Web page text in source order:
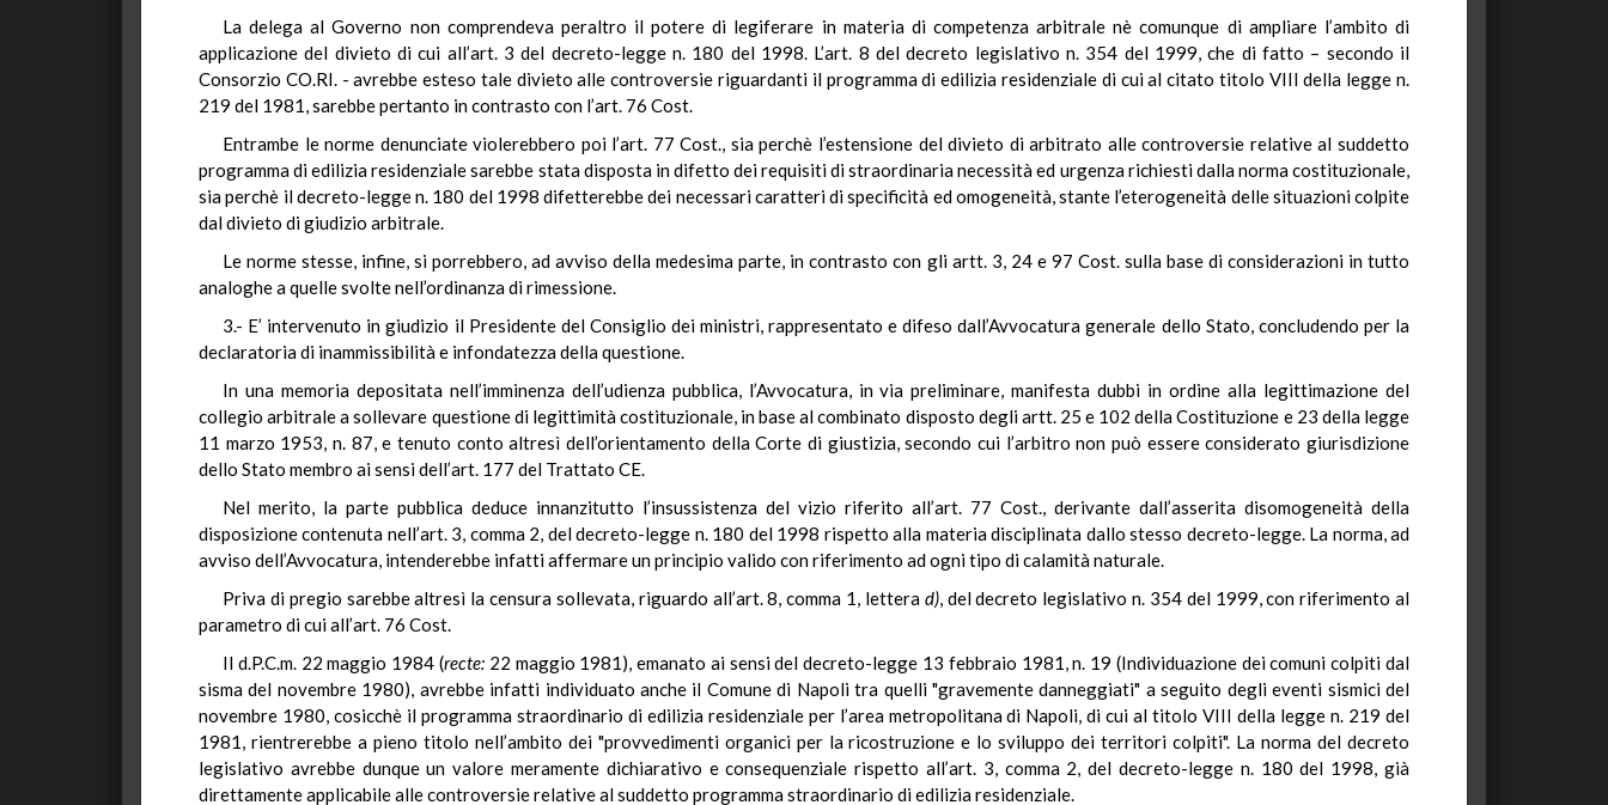
La delega al Governo non comprendeva peraltro il potere di legiferare in materia di competenza arbitrale nè comunque di ampliare l’ambito di
applicazione del divieto di cui all’art. 3 del decreto-legge n. 180 del 1998. L’art. 8 del decreto legislativo n. 354 del 1999, che di fatto – secondo il
Consorzio CO.RI. - avrebbe esteso tale divieto alle controversie riguardanti il programma di edilizia residenziale di cui al citato titolo VIII della legge n.
219 del 1981, sarebbe pertanto in contrasto con l’art. 76 Cost.
Entrambe le norme denunciate violerebbero poi l’art. 77 Cost., sia perchè l’estensione del divieto di arbitrato alle controversie relative al suddetto
programma di edilizia residenziale sarebbe stata disposta in difetto dei requisiti di straordinaria necessità ed urgenza richiesti dalla norma costituzionale,
sia perchè il decreto-legge n. 180 del 1998 difetterebbe dei necessari caratteri di specificità ed omogeneità, stante l’eterogeneità delle situazioni colpite
dal divieto di giudizio arbitrale.
Le norme stesse, infine, si porrebbero, ad avviso della medesima parte, in contrasto con gli artt. 3, 24 e 97 Cost. sulla base di considerazioni in tutto
analoghe a quelle svolte nell’ordinanza di rimessione.
3.- E’ intervenuto in giudizio il Presidente del Consiglio dei ministri, rappresentato e difeso dall’Avvocatura generale dello Stato, concludendo per la
declaratoria di inammissibilità e infondatezza della questione.
In una memoria depositata nell’imminenza dell’udienza pubblica, l’Avvocatura, in via preliminare, manifesta dubbi in ordine alla legittimazione del
collegio arbitrale a sollevare questione di legittimità costituzionale, in base al combinato disposto degli artt. 25 e 102 della Costituzione e 23 della legge
11 marzo 1953, n. 87, e tenuto conto altresì dell’orientamento della Corte di giustizia, secondo cui l’arbitro non può essere considerato giurisdizione
dello Stato membro ai sensi dell’art. 177 del Trattato CE.
Nel merito, la parte pubblica deduce innanzitutto l’insussistenza del vizio riferito all’art. 77 Cost., derivante dall’asserita disomogeneità della
disposizione contenuta nell’art. 3, comma 2, del decreto-legge n. 180 del 1998 rispetto alla materia disciplinata dallo stesso decreto-legge. La norma, ad
avviso dell’Avvocatura, intenderebbe infatti affermare un principio valido con riferimento ad ogni tipo di calamità naturale.
Priva di pregio sarebbe altresì la censura sollevata, riguardo all’art. 8, comma 1, lettera d), del decreto legislativo n. 354 del 1999, con riferimento al
parametro di cui all’art. 76 Cost.
Il d.P.C.m. 22 maggio 1984 (recte: 22 maggio 1981), emanato ai sensi del decreto-legge 13 febbraio 1981, n. 19 (Individuazione dei comuni colpiti dal
sisma del novembre 1980), avrebbe infatti individuato anche il Comune di Napoli tra quelli "gravemente danneggiati" a seguito degli eventi sismici del
novembre 1980, cosicchè il programma straordinario di edilizia residenziale per l’area metropolitana di Napoli, di cui al titolo VIII della legge n. 219 del
1981, rientrerebbe a pieno titolo nell’ambito dei "provvedimenti organici per la ricostruzione e lo sviluppo dei territori colpiti". La norma del decreto
legislativo avrebbe dunque un valore meramente dichiarativo e consequenziale rispetto all’art. 3, comma 2, del decreto-legge n. 180 del 1998, già
direttamente applicabile alle controversie relative al suddetto programma straordinario di edilizia residenziale.